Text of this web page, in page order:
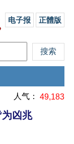
电子报 正體版
人气： 49,183
凶兆